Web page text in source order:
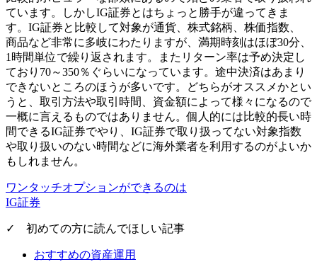
ています。しかしIG証券とはちょっと勝手が違ってきま
す。IG証券と比較して対象が通貨、株式銘柄、株価指数、
商品など非常に多岐にわたりますが、満期時刻はほぼ30分、
1時間単位で繰り返されます。またリターン率は予め決定し
ており70～350％ぐらいになっています。途中決済はあまり
できないところのほうが多いです。どちらがオススメかとい
うと、取引方法や取引時間、資金額によって様々になるので
一概に言えるものではありません。個人的には比較的長い時
間できるIG証券でやり、IG証券で取り扱ってない対象指数
や取り扱いのない時間などに海外業者を利用するのがよいか
もしれません。
ワンタッチオプションができるのは
IG証券
✓ 初めての方に読んでほしい記事
おすすめの資産運用